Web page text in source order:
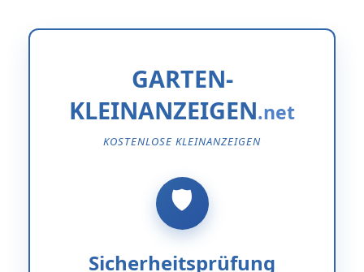
GARTEN-
KLEINANZEIGEN
KOSTENLOSE KLEINANZEIGEN
Sicherheitsprüfung